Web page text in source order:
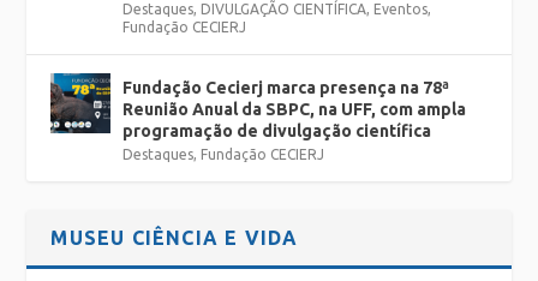
Destaques, DIVULGAÇÃO CIENTÍFICA, Eventos,
Fundação CECIERJ
Fundação Cecierj marca presença na 78ª
Reunião Anual da SBPC, na UFF, com ampla
programação de divulgação científica
Destaques, Fundação CECIERJ
MUSEU CIÊNCIA E VIDA